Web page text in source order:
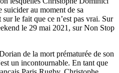
suicider au moment de sa
le fait que ce n’est pas vrai. Sur
le 29 mai 2021, sur Non Stop
de la mort prématurée de son
un incontournable. En tant que